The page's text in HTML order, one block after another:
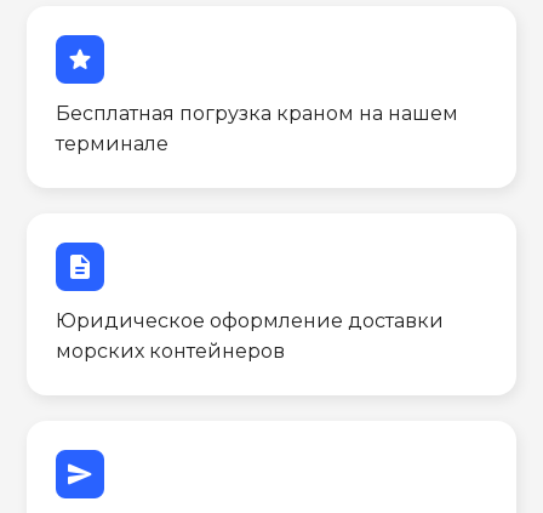
star
Бесплатная погрузка краном на нашем
терминале
description
Юридическое оформление доставки
морских контейнеров
send